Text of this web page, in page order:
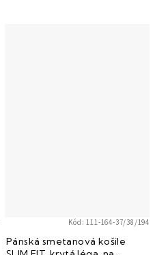
Pánská smetanová košile
Kód:111-164-37/38/194